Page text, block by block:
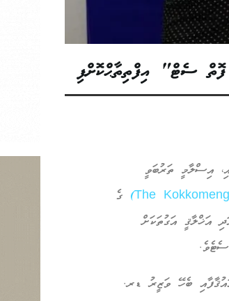
ސެޓް" އިފްތިތާޙްކޮށްފި
އިސްލާމީ ތަރުބަވީ
ގެ
އަޚްލާޤީ އަގުތަކަށް
ބެހޭ ވަޒީރު ޑރ.